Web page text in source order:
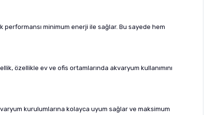
performansı minimum enerji ile sağlar. Bu sayede hem
özellikle ev ve ofis ortamlarında akvaryum kullanımını
kurulumlarına kolayca uyum sağlar ve maksimum